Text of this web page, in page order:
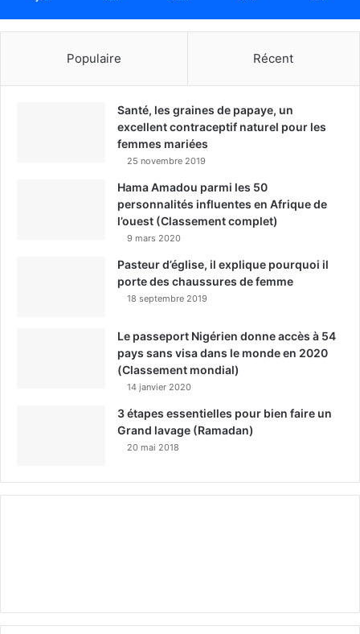
Populaire Récent
Santé, les graines de papaye, un
excellent contraceptif naturel pour les
femmes mariées
25 novembre 2019
Hama Amadou parmi les 50
personnalités influentes en Afrique de
l’ouest (Classement complet)
9 mars 2020
Pasteur d’église, il explique pourquoi il
porte des chaussures de femme
18 septembre 2019
Le passeport Nigérien donne accès à 54
pays sans visa dans le monde en 2020
(Classement mondial)
14 janvier 2020
3 étapes essentielles pour bien faire un
Grand lavage (Ramadan)
20 mai 2018